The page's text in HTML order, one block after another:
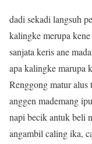
dadi sekadi langsuh
kalingke merupa
sanjata keris ane
apa kalingke marupa
Renggong matur
anggen mademang
napi becik antuk beli
angambil caling ika,